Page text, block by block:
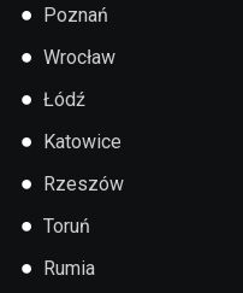
● Poznań
● Wrocław
● Łódź
● Katowice
● Rzeszów
● Toruń
● Rumia